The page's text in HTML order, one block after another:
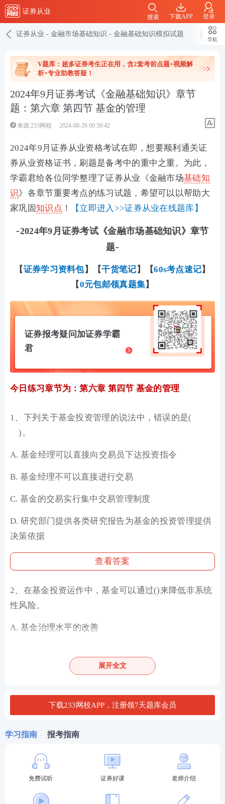
证券从业
下载APP 登录
搜索
证券从业 - 金融市场基础知识 - 金融基础知识模拟试题
导航
V题库：超多证券考生正在用，含2套考前点题+视频解
析+专业助教答疑！
2024年9月证券考试《金融基础知识》章节
题：第六章 第四节 基金的管理
来源:233网校 2024-08-26 00:59:42
2024年9月证券从业资格考试在即，想要顺利通关证
券从业资格证书，刷题是备考中的重中之重。为此，
学霸君给各位同学整理了证券从业《金融市场基础知
识》各章节重要考点的练习试题，希望可以以帮助大
家巩固知识点 ！ 【立即进入>>证券从业在线题库】
-2024年9月证券考试《金融市场基础知识》章节
题-
【证券学习资料包】 【干货笔记 】 【60s考点速记】
【0元包邮领真题集】
证券报考疑问加证券学霸
君
今日练习章节为：第六章 第四节 基金的管理
1、下列关于基金投资管理的说法中，错误的是(
)。
A. 基金经理可以直接向交易员下达投资指令
B. 基金经理不可以直接进行交易
C. 基金的交易实行集中交易管理制度
D. 研究部门提供各类研究报告为基金的投资管理提供
决策依据
查看答案
2、在基金投资运作中，基金可以通过()来降低非系统
性风险。
A. 基金治理水平的改善
C. 在一定范围内分散投资
D. 基金管理人的合规风控
基金管理人的合规风险、操作风险和经营风险等。
展开全文
下载233网校APP，注册领7天题库会员
学习指南 报考指南
免费试听 证券好课 老师介绍